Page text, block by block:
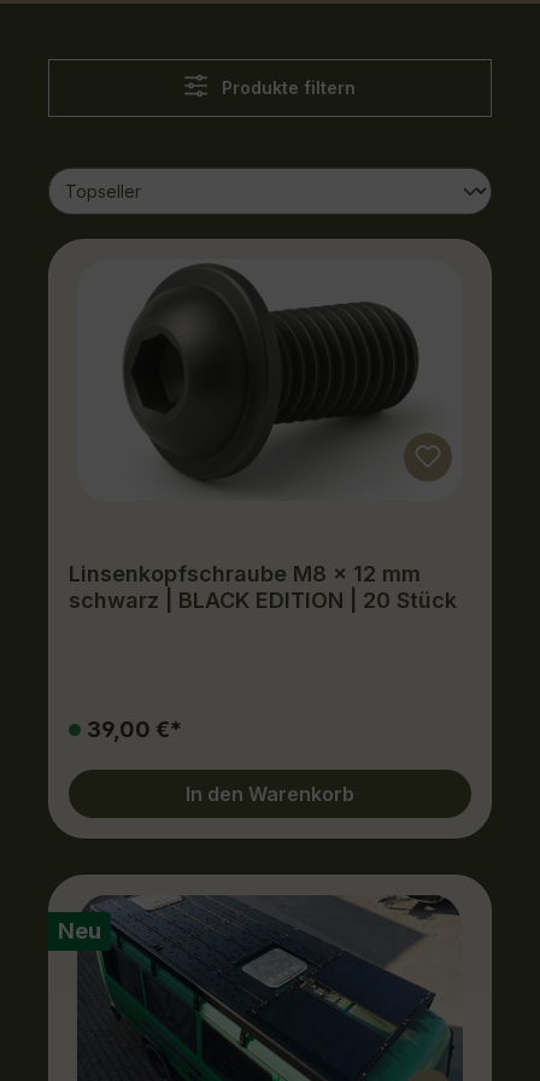
Produkte filtern
Linsenkopfschraube M8 x 12 mm
schwarz | BLACK EDITION | 20 Stück
39,00 €*
In den Warenkorb
Neu